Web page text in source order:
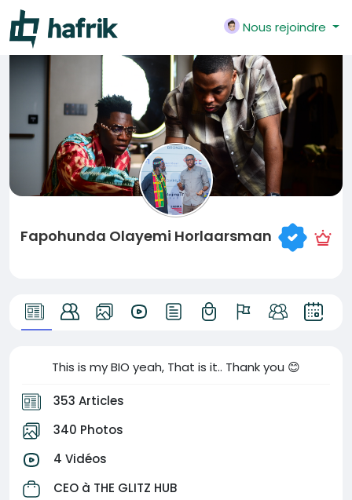
Nous rejoindre
Fapohunda Olayemi Horlaarsman
This is my BIO yeah, That is it.. Thank you 😊
353 Articles
340 Photos
4 Vidéos
CEO à THE GLITZ HUB